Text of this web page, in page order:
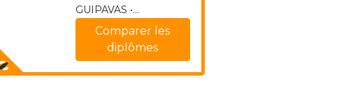
GUIPAVAS •...
Comparer les
diplômes